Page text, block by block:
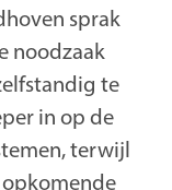
sprak
noodzaak
te
in op de
terwijl